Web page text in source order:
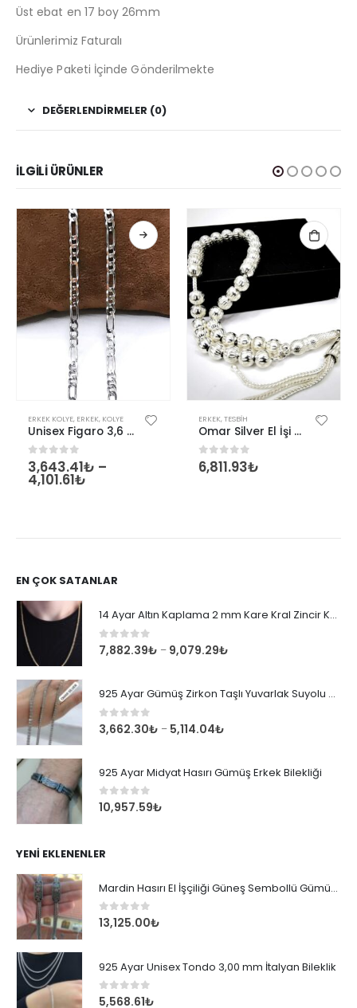
Üst ebat en 17 boy 26mm
Ürünlerimiz Faturalı
Hediye Paketi İçinde Gönderilmekte
DEĞERLENDIRMELER (0)
İLGILI ÜRÜNLER
ERKEK KOLYE, ERKEK, KOLYE
Unisex Figaro 3,6 MM Rodyum Gümüş Zincir Kolye
0out of 5
3,643.41₺ –
4,101.61₺
ERKEK,TESBIH
Omar Silver El İşi Telkari Gümüş Tesbih Yuvarlak Çizgili Top 16,60 GR
0 out of 5
6,811.93₺
EN ÇOK SATANLAR
14 Ayar Altın Kaplama 2 mm Kare Kral Zincir Kolye
0 out of 5
7,882.39₺ – 9,079.29₺
925 Ayar Gümüş Zirkon Taşlı Yuvarlak Suyolu Bileklik
0 out of 5
3,662.30₺ – 5,114.04₺
925 Ayar Midyat Hasırı Gümüş Erkek Bilekliği
0out of 5
10,957.59₺
YENI EKLENENLER
Mardin Hasırı El İşçiliği Güneş Sembollü Gümüş Erkek Bileklik
0out of 5
13,125.00₺
925 Ayar Unisex Tondo 3,00 mm İtalyan Bileklik
0 out of 5
5,568.61₺